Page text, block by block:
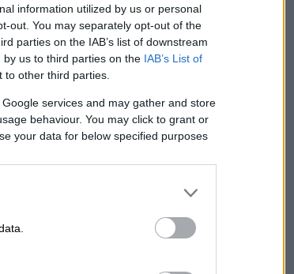
information utilized by us or personal
out. You may separately opt-out of the
parties on the IAB’s list of downstream
us to third parties on the IAB’s List of
to other third parties.
services and may gather and store
behaviour. You may click to grant or
your data for below specified purposes